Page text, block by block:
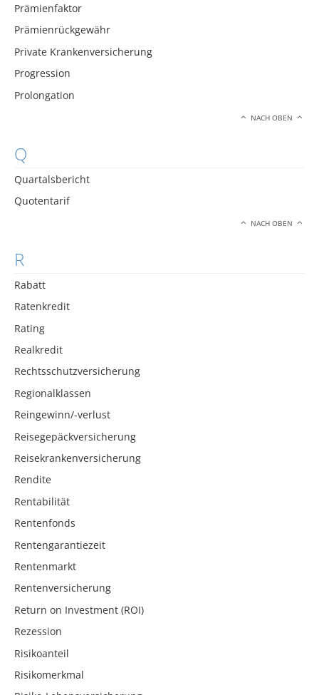
Prämienfaktor
Prämienrückgewähr
Private Krankenversicherung
Progression
Prolongation
NACH OBEN
Q
Quartalsbericht
Quotentarif
NACH OBEN
R
Rabatt
Ratenkredit
Rating
Realkredit
Rechtsschutzversicherung
Regionalklassen
Reingewinn/-verlust
Reisegepäckversicherung
Reisekrankenversicherung
Rendite
Rentabilität
Rentenfonds
Rentengarantiezeit
Rentenmarkt
Rentenversicherung
Return on Investment (ROI)
Rezession
Risikoanteil
Risikomerkmal